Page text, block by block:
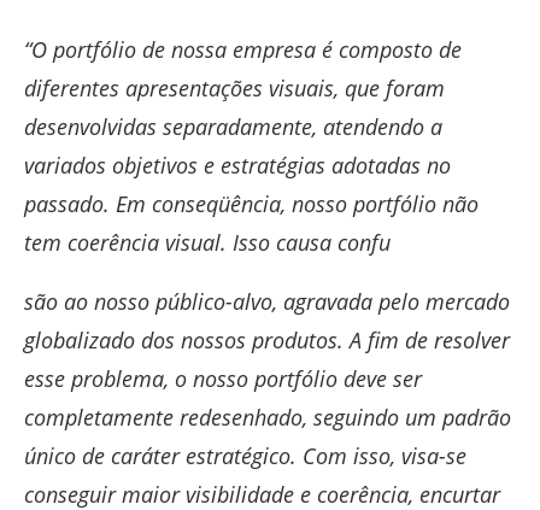
“O portfólio de nossa empresa é composto de
diferentes apresentações visuais, que foram
desenvolvidas separadamente, atendendo a
variados objetivos e estratégias adotadas no
passado. Em conseqüência, nosso portfólio não
tem coerência visual. Isso causa confu
são ao nosso público-alvo, agravada pelo mercado
globalizado dos nossos produtos. A fim de resolver
esse problema, o nosso portfólio deve ser
completamente redesenhado, seguindo um padrão
único de caráter estratégico. Com isso, visa-se
conseguir maior visibilidade e coerência, encurtar